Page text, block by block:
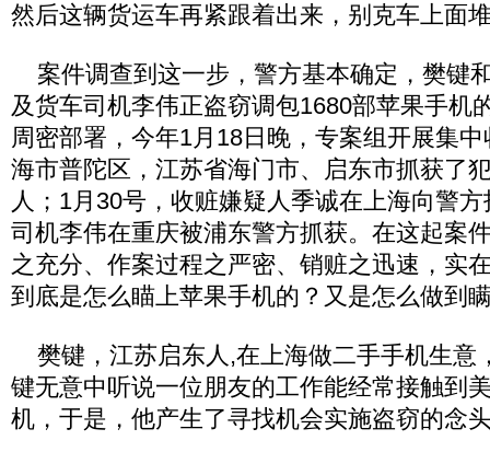
然后这辆货运车再紧跟着出来，别克车上面
案件调查到这一步，警方基本确定，樊键
及货车司机李伟正盗窃调包1680部苹果手机
周密部署，今年1月18日晚，专案组开展集
海市普陀区，江苏省海门市、启东市抓获了
人；1月30号，收赃嫌疑人季诚在上海向警
司机李伟在重庆被浦东警方抓获。在这起案
之充分、作案过程之严密、销赃之迅速，实
到底是怎么瞄上苹果手机的？又是怎么做到
樊键，江苏启东人,在上海做二手手机生意
键无意中听说一位朋友的工作能经常接触到
机，于是，他产生了寻找机会实施盗窃的念